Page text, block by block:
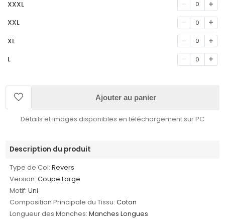
XXXL 0
XXL 0
XL 0
L 0
Ajouter au panier
Détails et images disponibles en téléchargement sur PC
Description du produit
Type de Col: Revers
Version: Coupe Large
Motif: Uni
Composition Principale du Tissu: Coton
Longueur des Manches: Manches Longues